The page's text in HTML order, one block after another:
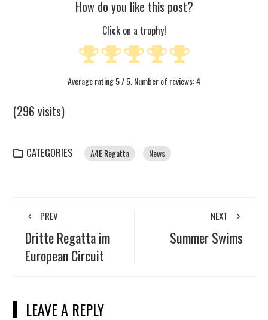
How do you like this post?
Click on a trophy!
Average rating5/ 5. Number of reviews:4
(296 visits)
CATEGORIES A4E Regatta News
PREV
Dritte Regatta im
European Circuit
NEXT
Summer Swims
LEAVE A REPLY